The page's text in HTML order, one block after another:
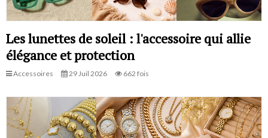
Les lunettes de soleil : l'accessoire qui allie
élégance et protection
Accessoires 29 Juil 2026 662 fois